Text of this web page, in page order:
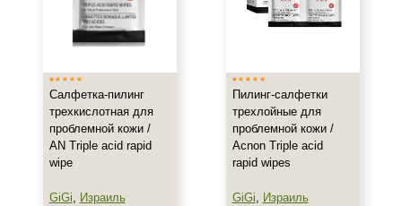
Салфетка-пилинг
трехкислотная для
проблемной кожи /
AN Triple acid rapid
wipe
GiGi, Израиль
Пилинг-салфетки
трехлойные для
проблемной кожи /
Acnon Triple acid
rapid wipes
GiGi, Израиль